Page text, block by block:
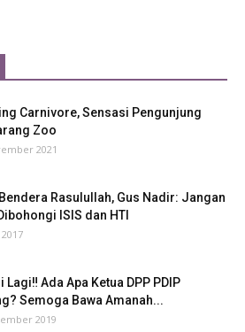
Carnivore, Sensasi Pengunjung
Zoo
2021
Rasulullah, Gus Nadir: Jangan
ISIS dan HTI
Lagi‼ Ada Apa Ketua DPP PDIP
Semoga Bawa Amanah...
2019